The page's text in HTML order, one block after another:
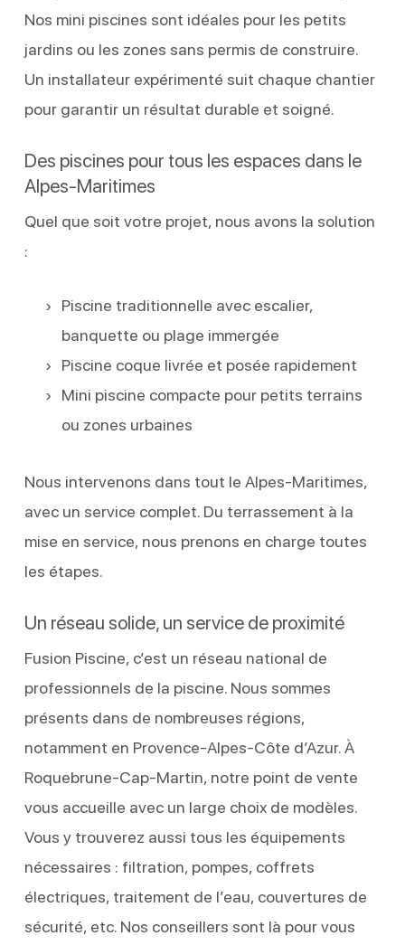
Nos mini piscines sont idéales pour les petits
jardins ou les zones sans permis de construire.
Un installateur expérimenté suit chaque chantier
pour garantir un résultat durable et soigné.
Des piscines pour tous les espaces dans le
Alpes-Maritimes
Quel que soit votre projet, nous avons la solution
:
Piscine traditionnelle avec escalier,
banquette ou plage immergée
Piscine coque livrée et posée rapidement
Mini piscine compacte pour petits terrains
ou zones urbaines
Nous intervenons dans tout le Alpes-Maritimes,
avec un service complet. Du terrassement à la
mise en service, nous prenons en charge toutes
les étapes.
Un réseau solide, un service de proximité
Fusion Piscine, c’est un réseau national de
professionnels de la piscine. Nous sommes
présents dans de nombreuses régions,
notamment en Provence-Alpes-Côte d’Azur. À
Roquebrune-Cap-Martin, notre point de vente
vous accueille avec un large choix de modèles.
Vous y trouverez aussi tous les équipements
nécessaires : filtration, pompes, coffrets
électriques, traitement de l’eau, couvertures de
sécurité, etc. Nos conseillers sont là pour vous